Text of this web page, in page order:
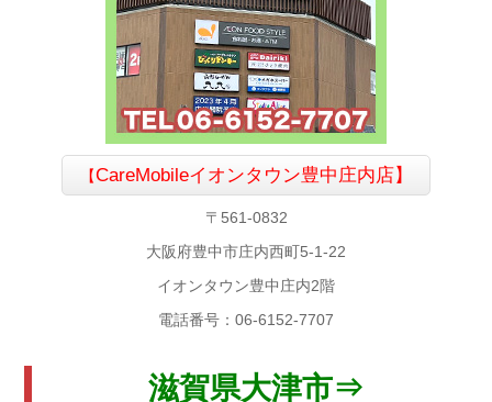
【CareMobileイオンタウン豊中庄内店】
〒561-0832
大阪府豊中市庄内西町5-1-22
イオンタウン豊中庄内2階
電話番号：06-6152-7707
滋賀県大津市⇒